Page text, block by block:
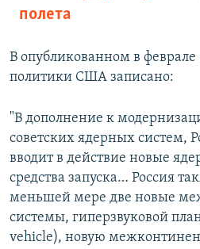
полета
В опубликованном в феврале
политики США записано:
"В дополнение к
советских ядерных систем,
вводит в действие новые
средства запуска… Россия
меньшей мере две новые
системы, гиперзвуковой
vehicle), новую